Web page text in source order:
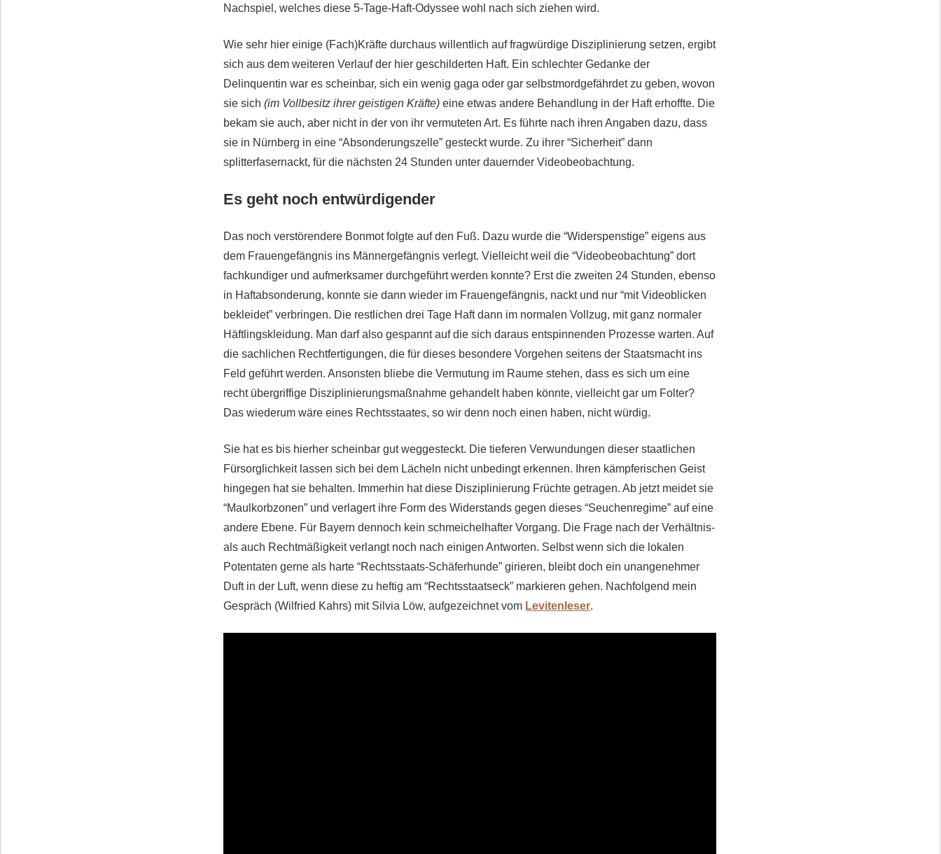
Nachspiel, welches diese 5-Tage-Haft-Odyssee wohl nach sich ziehen wird.
Wie sehr hier einige (Fach)Kräfte durchaus willentlich auf fragwürdige Disziplinierung setzen, ergibt
sich aus dem weiteren Verlauf der hier geschilderten Haft. Ein schlechter Gedanke der
Delinquentin war es scheinbar, sich ein wenig gaga oder gar selbstmordgefährdet zu geben, wovon
sie sich(im Vollbesitz ihrer geistigen Kräfte) eine etwas andere Behandlung in der Haft erhoffte. Die
bekam sie auch, aber nicht in der von ihr vermuteten Art. Es führte nach ihren Angaben dazu, dass
sie in Nürnberg in eine “Absonderungszelle” gesteckt wurde. Zu ihrer “Sicherheit” dann
splitterfasernackt, für die nächsten 24 Stunden unter dauernder Videobeobachtung.
Es geht noch entwürdigender
Das noch verstörendere Bonmot folgte auf den Fuß. Dazu wurde die “Widerspenstige” eigens aus
dem Frauengefängnis ins Männergefängnis verlegt. Vielleicht weil die “Videobeobachtung” dort
fachkundiger und aufmerksamer durchgeführt werden konnte? Erst die zweiten 24 Stunden, ebenso
in Haftabsonderung, konnte sie dann wieder im Frauengefängnis, nackt und nur “mit Videoblicken
bekleidet” verbringen. Die restlichen drei Tage Haft dann im normalen Vollzug, mit ganz normaler
Häftlingskleidung. Man darf also gespannt auf die sich daraus entspinnenden Prozesse warten. Auf
die sachlichen Rechtfertigungen, die für dieses besondere Vorgehen seitens der Staatsmacht ins
Feld geführt werden. Ansonsten bliebe die Vermutung im Raume stehen, dass es sich um eine
recht übergriffige Disziplinierungsmaßnahme gehandelt haben könnte, vielleicht gar um Folter?
Das wiederum wäre eines Rechtsstaates, so wir denn noch einen haben, nicht würdig.
Sie hat es bis hierher scheinbar gut weggesteckt. Die tieferen Verwundungen dieser staatlichen
Fürsorglichkeit lassen sich bei dem Lächeln nicht unbedingt erkennen. Ihren kämpferischen Geist
hingegen hat sie behalten. Immerhin hat diese Disziplinierung Früchte getragen. Ab jetzt meidet sie
“Maulkorbzonen” und verlagert ihre Form des Widerstands gegen dieses “Seuchenregime” auf eine
andere Ebene. Für Bayern dennoch kein schmeichelhafter Vorgang. Die Frage nach der Verhältnis-
als auch Rechtmäßigkeit verlangt noch nach einigen Antworten. Selbst wenn sich die lokalen
Potentaten gerne als harte “Rechtsstaats-Schäferhunde” girieren, bleibt doch ein unangenehmer
Duft in der Luft, wenn diese zu heftig am “Rechtsstaatseck” markieren gehen. Nachfolgend mein
Gespräch (Wilfried Kahrs) mit Silvia Löw, aufgezeichnet vom Levitenleser.